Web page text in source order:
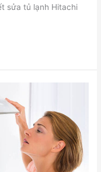
sửa tủ lạnh Hitachi